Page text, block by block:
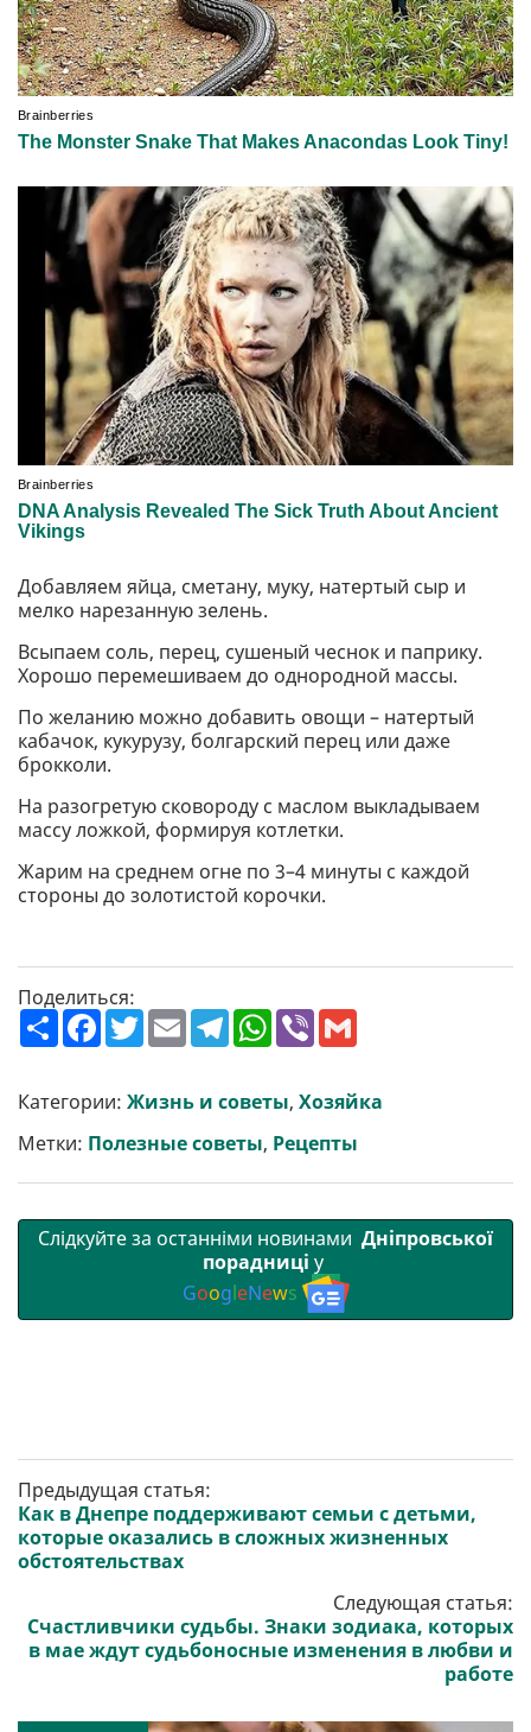
Добавляем яйца, сметану, муку, натертый сыр и
мелко нарезанную зелень.
Всыпаем соль, перец, сушеный чеснок и паприку.
Хорошо перемешиваем до однородной массы.
По желанию можно добавить овощи – натертый
кабачок, кукурузу, болгарский перец или даже
брокколи.
На разогретую сковороду с маслом выкладываем
массу ложкой, формируя котлетки.
Жарим на среднем огне по 3–4 минуты с каждой
стороны до золотистой корочки.
Поделиться:
П
о
р
и
т
и
F
a
b
o
o
k
T
w
t
e
r
E
m
l
T
e
g
r
a
m
W
h
s
A
p
p
V
r l
Категории: Жизнь и советы, Хозяйка
Метки: Полезные советы, Рецепты
Слідкуйте за останніми новинами Дніпровської
порадниці у
GoogleNews
Предыдущая статья:
Как в Днепре поддерживают семьи с детьми,
которые оказались в сложных жизненных
обстоятельствах
Следующая статья:
Счастливчики судьбы. Знаки зодиака, которых
в мае ждут судьбоносные изменения в любви и
работе